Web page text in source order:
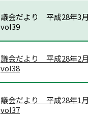
議会だより 平成28年3
vol39
議会だより 平成28年2
vol38
議会だより 平成28年1
vol37